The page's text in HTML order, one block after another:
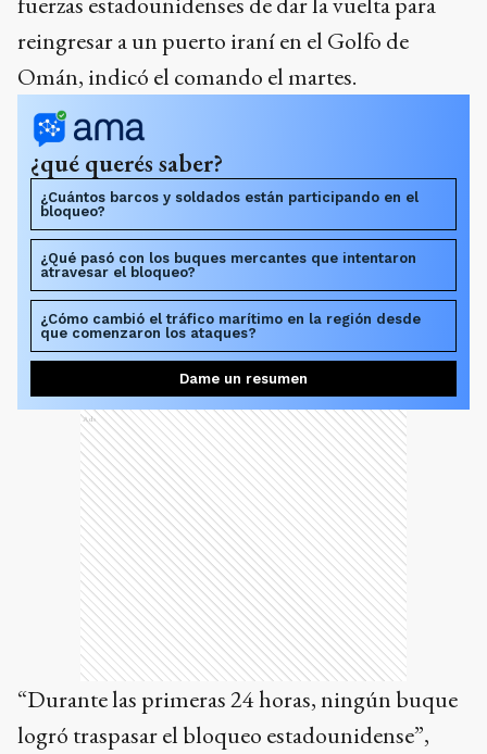
reingresar a un puerto iraní en el Golfo de
Omán, indicó el comando el martes.
¿qué querés saber?
¿Cuántos barcos y soldados están participando en el
bloqueo?
¿Qué pasó con los buques mercantes que intentaron
atravesar el bloqueo?
¿Cómo cambió el tráfico marítimo en la región desde
que comenzaron los ataques?
Dame un resumen
Ads
“Durante las primeras 24 horas, ningún buque
logró traspasar el bloqueo estadounidense”,